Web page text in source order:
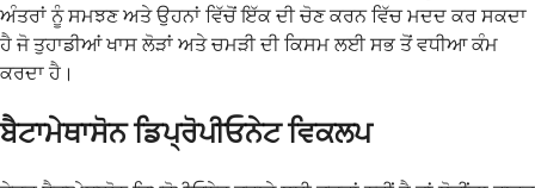
ਅੰਤਰਾਂ ਨੂੰ ਸਮਝਣ ਅਤੇ ਉਹਨਾਂ ਵਿੱਚੋਂ ਇੱਕ ਦੀ ਚੋਣ ਕਰਨ ਵਿੱਚ ਮਦਦ ਕਰ ਸਕਦਾ
ਹੈ ਜੋ ਤੁਹਾਡੀਆਂ ਖਾਸ ਲੋੜਾਂ ਅਤੇ ਚਮੜੀ ਦੀ ਕਿਸਮ ਲਈ ਸਭ ਤੋਂ ਵਧੀਆ ਕੰਮ
ਕਰਦਾ ਹੈ।
ਬੈਟਾਮੇਥਾਸੋਨ ਡਿਪ੍ਰੋਪੀਓਨੇਟ ਵਿਕਲਪ